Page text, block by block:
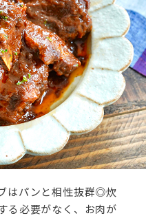
はパンと相性抜群◎炊
る必要がなく、お肉が